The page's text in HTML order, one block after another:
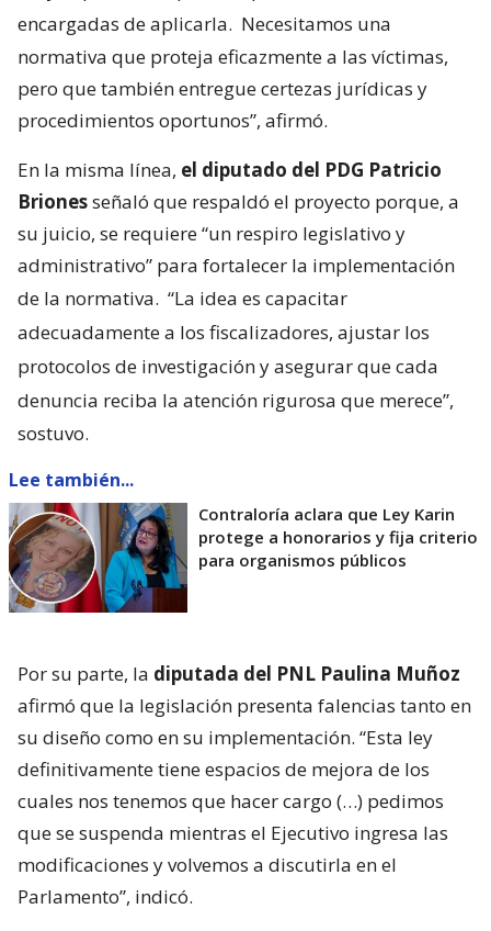
encargadas de aplicarla. Necesitamos una
normativa que proteja eficazmente a las víctimas,
pero que también entregue certezas jurídicas y
procedimientos oportunos”, afirmó.
En la misma línea, el diputado del PDG Patricio
Brionesseñaló que respaldó el proyecto porque, a
su juicio, se requiere “un respiro legislativo y
administrativo” para fortalecer la implementación
de la normativa. “La idea es capacitar
adecuadamente a los fiscalizadores, ajustar los
protocolos de investigación y asegurar que cada
denuncia reciba la atención rigurosa que merece”,
sostuvo.
Lee también...
Contraloría aclara que Ley Karin
protege a honorarios y fija criterio
para organismos públicos
Por su parte, la diputada del PNL Paulina Muñoz
afirmó que la legislación presenta falencias tanto en
su diseño como en su implementación. “Esta ley
definitivamente tiene espacios de mejora de los
cuales nos tenemos que hacer cargo (…) pedimos
que se suspenda mientras el Ejecutivo ingresa las
modificaciones y volvemos a discutirla en el
Parlamento”, indicó.